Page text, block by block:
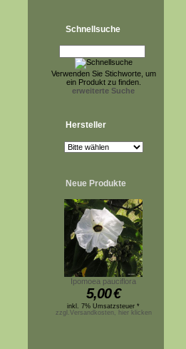
Schnellsuche
Verwenden Sie Stichworte, um
ein Produkt zu finden.
erweiterte Suche
Hersteller
Neue Produkte
Ipomoea pauciflora
5,00€
inkl. 7% Umsatzsteuer *
zzgl.Versandkosten, hier klicken